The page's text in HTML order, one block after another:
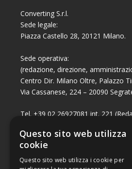
Converting S.r.l.
Sede legale:
Piazza Castello 28, 20121 Milano.
Sede operativa:
(redazione, direzione,
Centro Dir. Milano Oltre, Palazzo
Via Cassanese, 224 – 20090
Tel. +39 02 26927081 int. 221
Tel. +39 02 26927081 int. 224
Fax +39 02 26951006
Questo sito web utilizza
cookie
Questo sito web utilizza i cookie per